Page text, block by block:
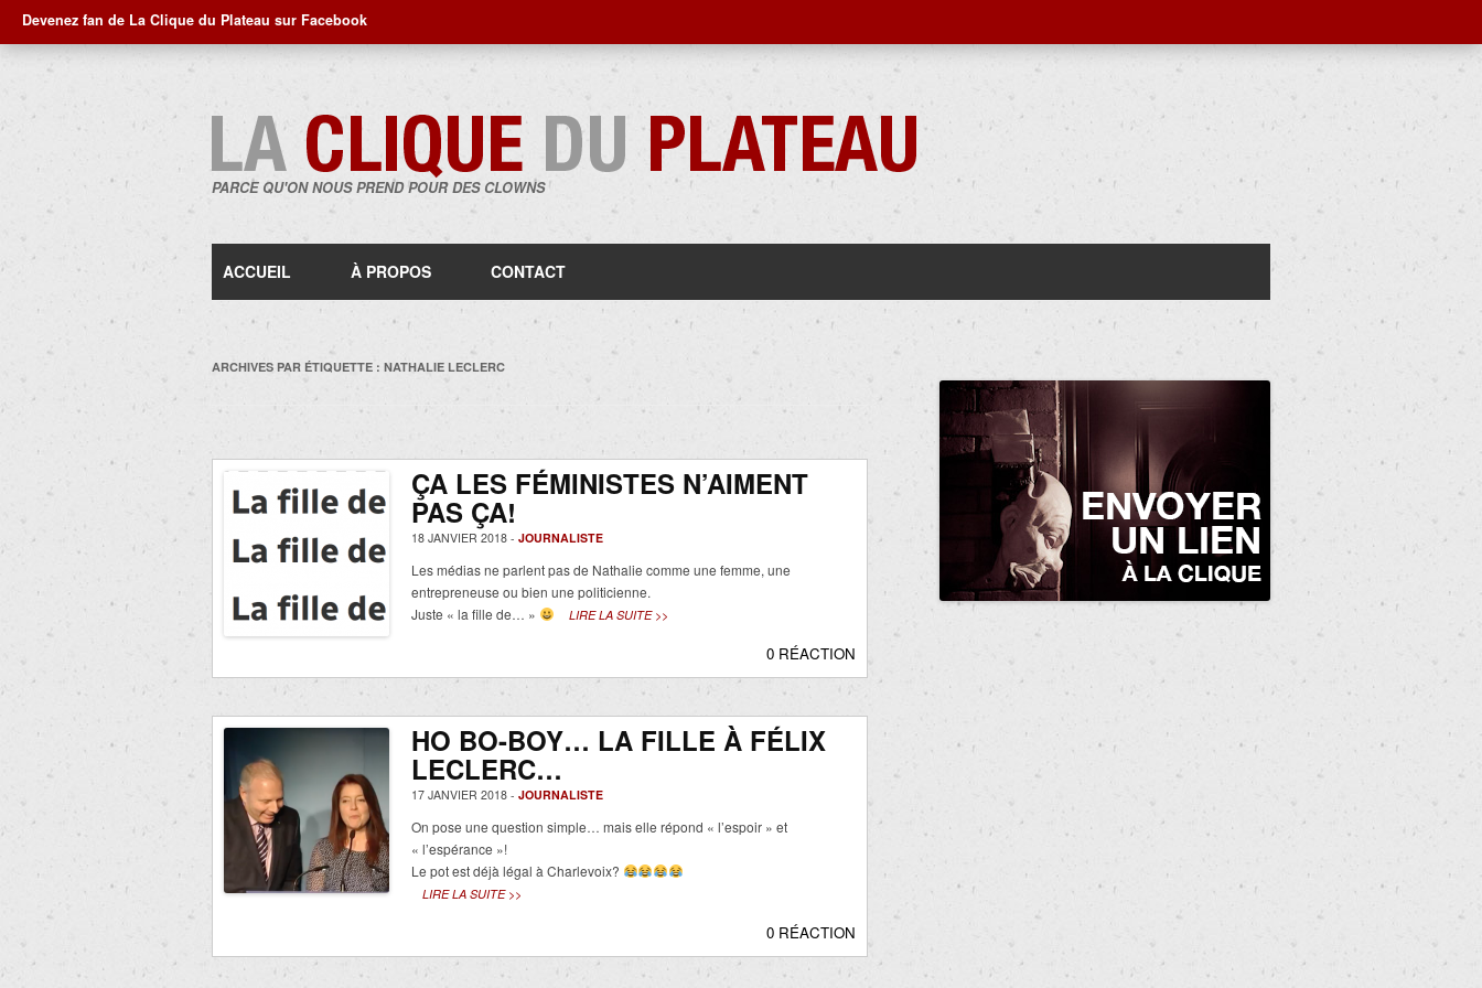
Devenez fan de La Clique du Plateau sur Facebook
PARCE QU'ON NOUS PREND POUR DES CLOWNS
au
ACCUEIL À PROPOS CONTACT
ARCHIVES PAR ÉTIQUETTE : NATHALIE LECLERC
ÇA LES FÉMINISTES N’AIMENT
PAS ÇA!
18 JANVIER 2018 - JOURNALISTE
Les médias ne parlent pas de Nathalie comme une femme, une
entrepreneuse ou bien une politicienne.
Juste « la fille de… »
LIRE LA SUITE >>
0 RÉACTION
HO BO-BOY… LA FILLE À FÉLIX
LECLERC…
17 JANVIER 2018 - JOURNALISTE
On pose une question simple… mais elle répond « l’espoir » et
« l’espérance »!
Le pot est déjà légal à Charlevoix?
LIRE LA SUITE >>
0 RÉACTION